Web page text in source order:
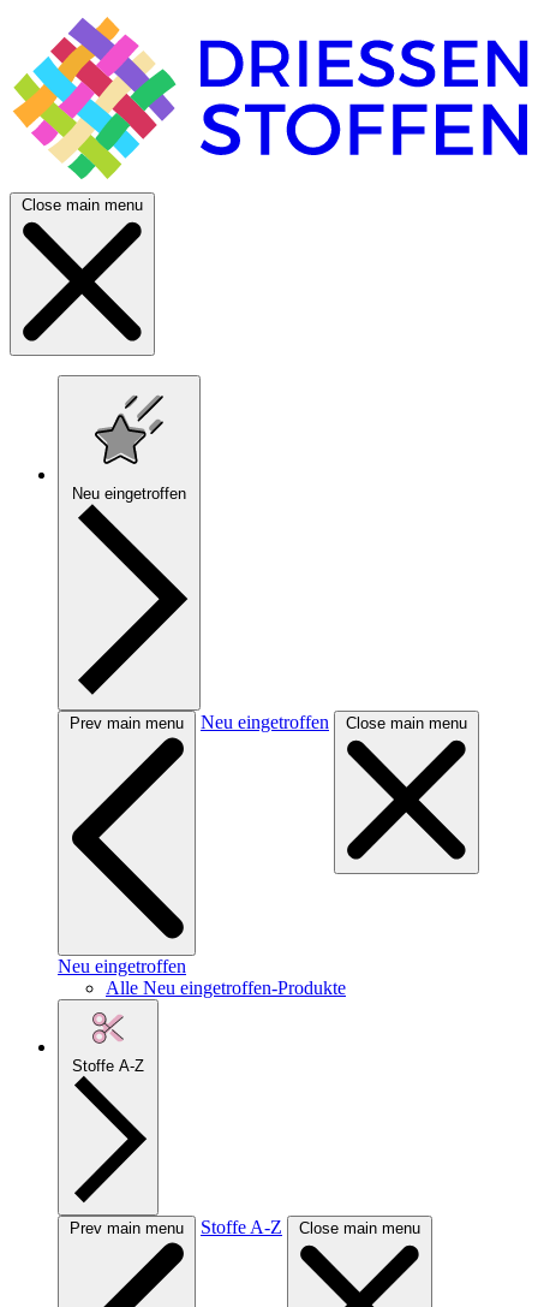
Close main menu
Neu eingetroffen
Prev main menu Neu eingetroffen Close main menu
Neu eingetroffen
Alle Neu eingetroffen-Produkte
Stoffe A-Z
Prev main menu Stoffe A-Z Close main menu